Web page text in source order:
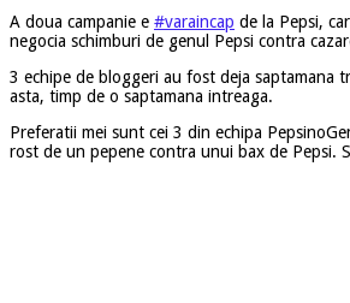
A doua campanie e #varaincap de la Pepsi,
negocia schimburi de genul Pepsi contra
3 echipe de bloggeri au fost deja saptamana
asta, timp de o saptamana intreaga.
Preferatii mei sunt cei 3 din echipa
rost de un pepene contra unui bax de Pepsi.